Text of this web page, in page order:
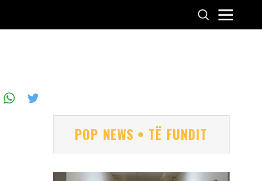
POP NEWS • TË FUNDIT